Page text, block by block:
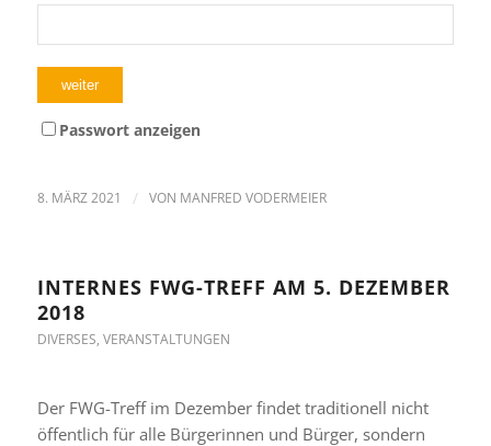
Passwort anzeigen
8. MÄRZ 2021 / VON MANFRED VODERMEIER
INTERNES FWG-TREFF AM 5. DEZEMBER
2018
DIVERSES, VERANSTALTUNGEN
Der FWG-Treff im Dezember findet traditionell nicht
öffentlich für alle Bürgerinnen und Bürger, sondern